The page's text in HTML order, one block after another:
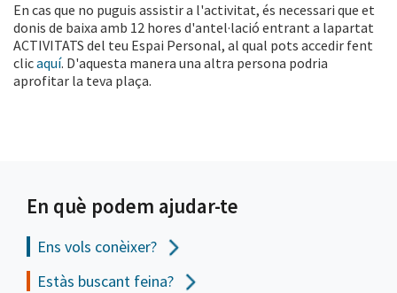
En cas que no puguis assistir a l'activitat, és necessari que et
donis de baixa amb 12 hores d'antel·lació entrant a lapartat
ACTIVITATS del teu Espai Personal, al qual pots accedir fent
clicaquí. D'aquesta manera una altra persona podria
aprofitar la teva plaça.
En què podem ajudar-te
Ens vols conèixer?
Estàs buscant feina?